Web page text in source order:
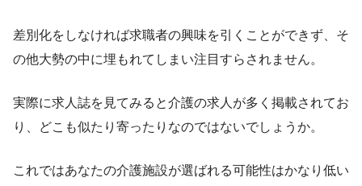
差別化をしなければ求職者の興味を引くことができず、そ
の他大勢の中に埋もれてしまい注目すらされません。
実際に求人誌を見てみると介護の求人が多く掲載されてお
り、どこも似たり寄ったりなのではないでしょうか。
これではあなたの介護施設が選ばれる可能性はかなり低い